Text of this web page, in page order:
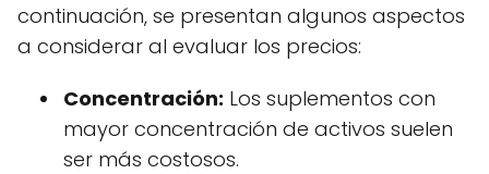
continuación, se presentan algunos aspectos
a considerar al evaluar los precios:
Concentración: Los suplementos con
mayor concentración de activos suelen
ser más costosos.